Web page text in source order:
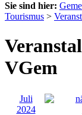
Sie sind hier:
Tourismus >
VGem
Juli
2024